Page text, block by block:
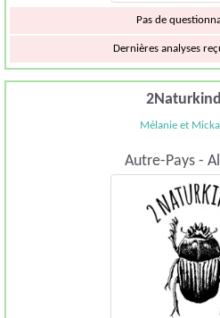
Pas de
Dernières analyses
Mélanie et
Autre-Pays -